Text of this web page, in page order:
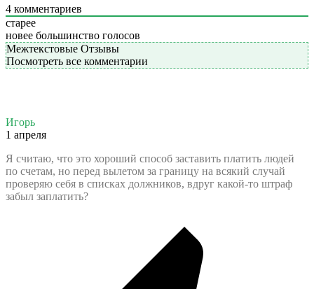
4 комментариев
старее
новее большинство голосов
Межтекстовые Отзывы
Посмотреть все комментарии
Игорь
1 апреля
Я считаю, что это хороший способ заставить платить людей
по счетам, но перед вылетом за границу на всякий случай
проверяю себя в списках должников, вдруг какой-то штраф
забыл заплатить?